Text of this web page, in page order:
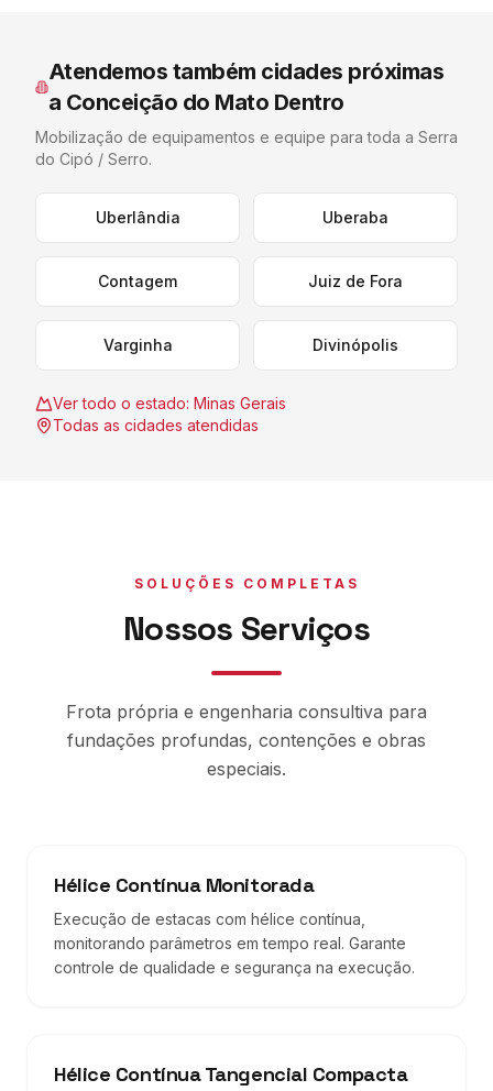
Atendemos também cidades próximas
a Conceição do Mato Dentro
Mobilização de equipamentos e equipe para toda a Serra
do Cipó / Serro.
Uberlândia Uberaba
Contagem Juiz de Fora
Varginha Divinópolis
Ver todo o estado: Minas Gerais
Todas as cidades atendidas
SOLUÇÕES COMPLETAS
Nossos Serviços
Frota própria e engenharia consultiva para
fundações profundas, contenções e obras
especiais.
Hélice Contínua Monitorada
Execução de estacas com hélice contínua,
monitorando parâmetros em tempo real. Garante
controle de qualidade e segurança na execução.
Hélice Contínua Tangencial Compacta